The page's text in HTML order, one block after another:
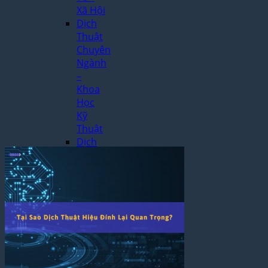
Xã Hội
Dịch
Thuật
Chuyên
Ngành
–
Khoa
Học
Kỹ
Thuật
Dịch
Lý –
Pháp
Luật
Dịch